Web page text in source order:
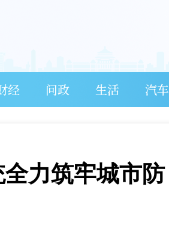
经 问政 生活 汽车
力筑牢城市防